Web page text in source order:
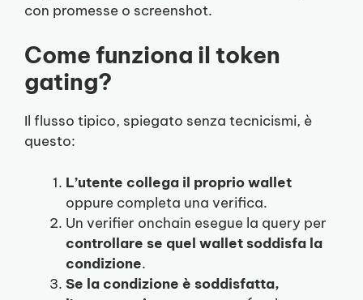
con promesse o screenshot.
Come funziona il token
gating?
Il flusso tipico, spiegato senza tecnicismi, è
questo:
L’utente collega il proprio wallet
oppure completa una verifica.
Un verifier onchain esegue la query per
controllare se quel wallet soddisfa la
condizione.
Se la condizione è soddisfatta,